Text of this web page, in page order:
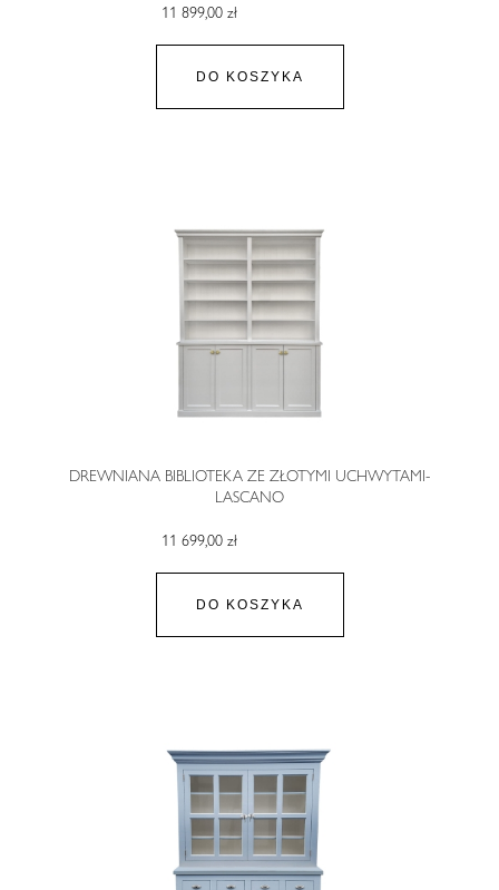
11 899,00 zł
DO KOSZYKA
DREWNIANA BIBLIOTEKA ZE ZŁOTYMI UCHWYTAMI-
LASCANO
11 699,00 zł
DO KOSZYKA